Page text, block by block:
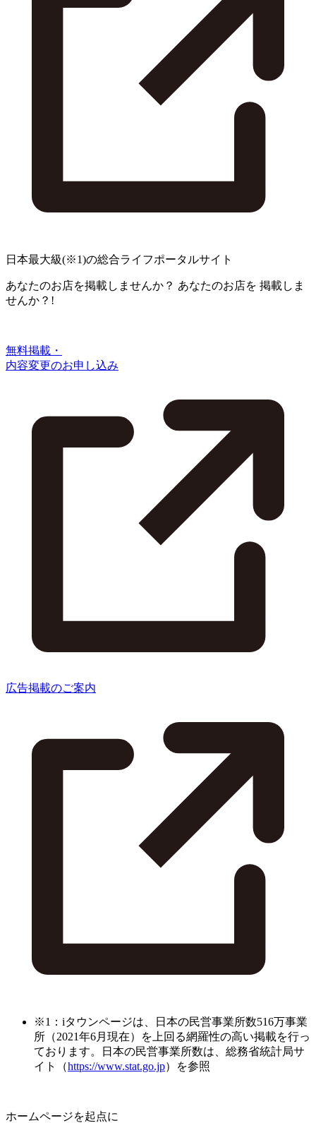
日本最大級(※1)の総合ライフポータルサイト
あなたのお店を掲載しませんか？ あなたのお店を 掲載しま
せんか？!
無料掲載・
内容変更のお申し込み
広告掲載のご案内
※1：iタウンページは、日本の民営事業所数516万事業
所（2021年6月現在）を上回る網羅性の高い掲載を行っ
ております。日本の民営事業所数は、総務省統計局サ
イト（https://www.stat.go.jp）を参照
ホームページを起点に